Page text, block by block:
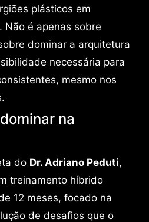
plásticos em
Não é apenas sobre
dominar a arquitetura
necessária para
mesmo nos
na
do Dr. Adriano Peduti,
treinamento híbrido
12 meses, focado na
de desafios que o